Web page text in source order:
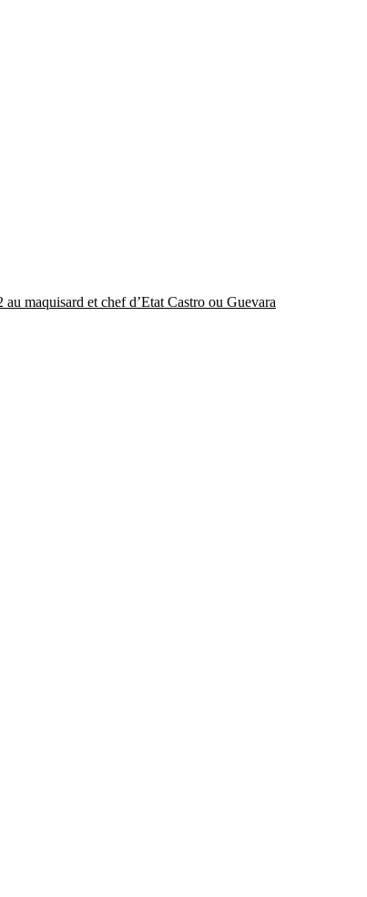
maquisard et chef d’Etat Castro ou Guevara